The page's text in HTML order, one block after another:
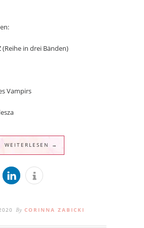
(Reihe in drei Bänden)
Vampirs
WEITERLESEN →
By CORINNA ZABICKI